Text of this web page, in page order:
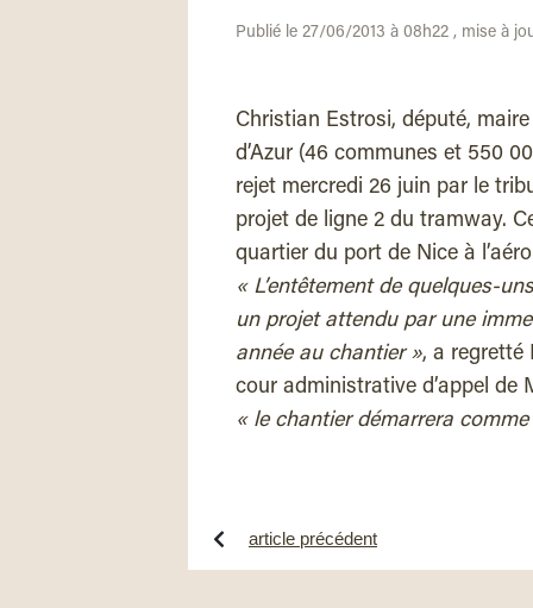
Publié le 27/06/2013 à 08h22 , mise à
Christian Estrosi, député,
d’Azur (46 communes et 550
rejet mercredi 26 juin par le
projet de ligne 2 du tramway.
quartier du port de Nice à
« L’entêtement de quelques-
un projet attendu par une
année au chantier », a regretté
cour administrative d’appel de
« le chantier démarrera
article précédent